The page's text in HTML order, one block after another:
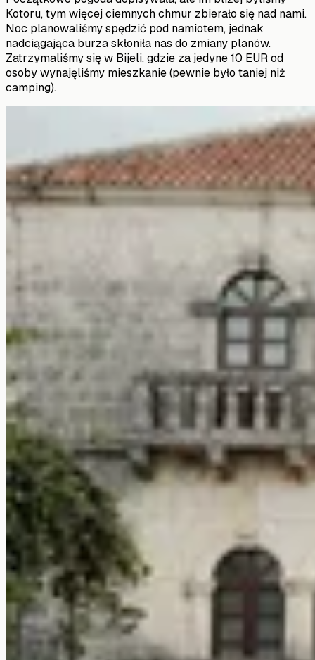
Kotoru, tym więcej ciemnych chmur zbierało się nad nami.
Noc planowaliśmy spędzić pod namiotem, jednak
nadciągająca burza skłoniła nas do zmiany planów.
Zatrzymaliśmy się w Bijeli, gdzie za jedyne 10 EUR od
osoby wynajęliśmy mieszkanie (pewnie było taniej niż
camping).